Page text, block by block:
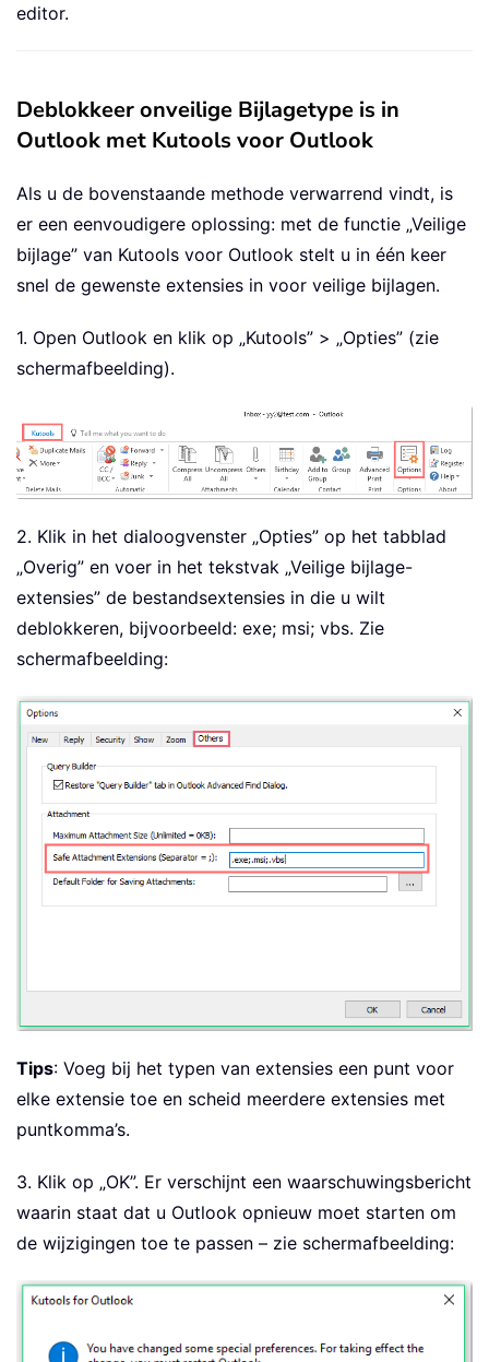
editor.
Deblokkeer onveilige Bijlagetype is in
Outlook met Kutools voor Outlook
Als u de bovenstaande methode verwarrend vindt, is
er een eenvoudigere oplossing: met de functie „Veilige
bijlage” van Kutools voor Outlook stelt u in één keer
snel de gewenste extensies in voor veilige bijlagen.
1. Open Outlook en klik op „Kutools” > „Opties” (zie
schermafbeelding).
2. Klik in het dialoogvenster „Opties” op het tabblad
„Overig” en voer in het tekstvak „Veilige bijlage-
extensies” de bestandsextensies in die u wilt
deblokkeren, bijvoorbeeld: exe; msi; vbs. Zie
schermafbeelding:
Tips: Voeg bij het typen van extensies een punt voor
elke extensie toe en scheid meerdere extensies met
puntkomma’s.
3. Klik op „OK”. Er verschijnt een waarschuwingsbericht
waarin staat dat u Outlook opnieuw moet starten om
de wijzigingen toe te passen – zie schermafbeelding: